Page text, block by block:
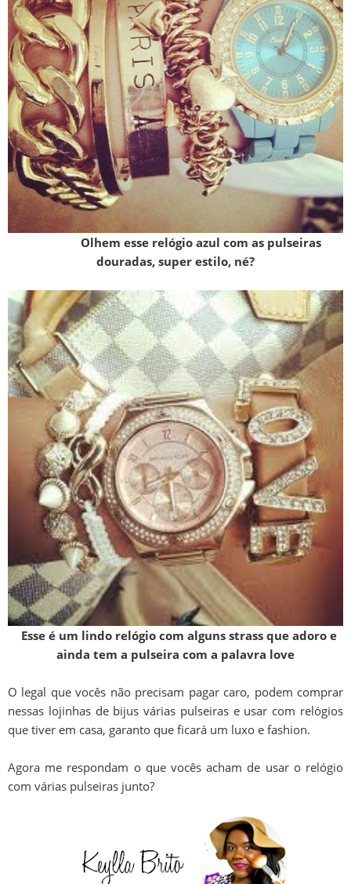
Olhem esse relógio azul com as pulseiras
douradas, super estilo, né?
Esse é um lindo relógio com alguns strass que adoro e
ainda tem a pulseira com a palavra love
O legal que vocês não precisam pagar caro, podem comprar
nessas lojinhas de bijus várias pulseiras e usar com relógios
que tiver em casa, garanto que ficará um luxo e fashion.
Agora me respondam o que vocês acham de usar o relógio
com várias pulseiras junto?